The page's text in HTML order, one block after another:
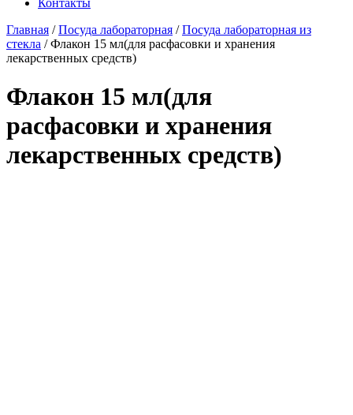
Контакты
Главная /Посуда лабораторная /Посуда лабораторная из
стекла / Флакон 15 мл(для расфасовки и хранения
лекарственных средств)
Флакон 15 мл(для
расфасовки и хранения
лекарственных средств)